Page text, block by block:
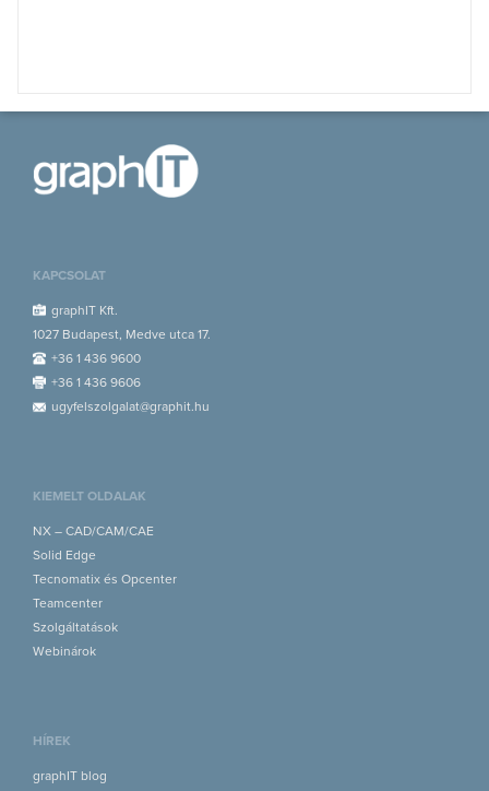
KAPCSOLAT
graphIT Kft.
1027 Budapest, Medve utca 17.
+36 1 436 9600
+36 1 436 9606
ugyfelszolgalat@graphit.hu
KIEMELT OLDALAK
NX – CAD/CAM/CAE
Solid Edge
Tecnomatix és Opcenter
Teamcenter
Szolgáltatások
Webinárok
HÍREK
graphIT blog